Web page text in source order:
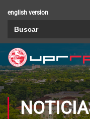
english version